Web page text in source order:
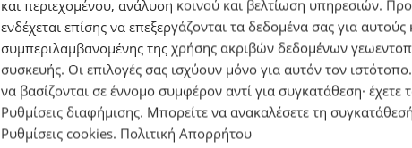
και περιεχομένου, ανάλυση κοινού και βελτίωση υπηρεσιών.
ενδέχεται επίσης να επεξεργάζονται τα δεδομένα σας για
συμπεριλαμβανομένης της χρήσης ακριβών δεδομένων
συσκευής. Οι επιλογές σας ισχύουν μόνο για αυτόν τον
να βασίζονται σε έννομο συμφέρον αντί για συγκατάθεση· έχετε
Ρυθμίσεις διαφήμισης. Μπορείτε να ανακαλέσετε τη
Ρυθμίσεις cookies. Πολιτική Απορρήτου